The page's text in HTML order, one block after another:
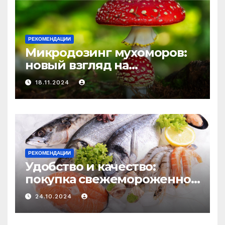
РЕКОМЕНДАЦИИ
Микродозинг мухоморов:
новый взгляд на
психоделику
18.11.2024
РЕКОМЕНДАЦИИ
Удобство и качество:
покупка свежемороженной
рыбы онлайн
24.10.2024